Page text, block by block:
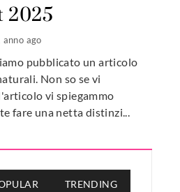
2025
anno ago
pubblicato un articolo
Non so se vi
vi spiegammo
fare una netta distinzi...
TRENDING